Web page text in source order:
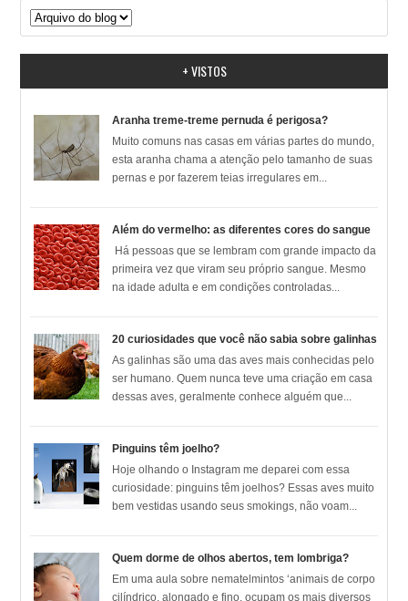
+ VISTOS
Aranha treme-treme pernuda é perigosa?
Muito comuns nas casas em várias partes do mundo,
esta aranha chama a atenção pelo tamanho de suas
pernas e por fazerem teias irregulares em...
Além do vermelho: as diferentes cores do sangue
Há pessoas que se lembram com grande impacto da
primeira vez que viram seu próprio sangue. Mesmo
na idade adulta e em condições controladas...
20 curiosidades que você não sabia sobre galinhas
As galinhas são uma das aves mais conhecidas pelo
ser humano. Quem nunca teve uma criação em casa
dessas aves, geralmente conhece alguém que...
Pinguins têm joelho?
Hoje olhando o Instagram me deparei com essa
curiosidade: pinguins têm joelhos? Essas aves muito
bem vestidas usando seus smokings, não voam...
Quem dorme de olhos abertos, tem lombriga?
Em uma aula sobre nematelmintos ‘animais de corpo
cilíndrico, alongado e fino, ocupam os mais diversos